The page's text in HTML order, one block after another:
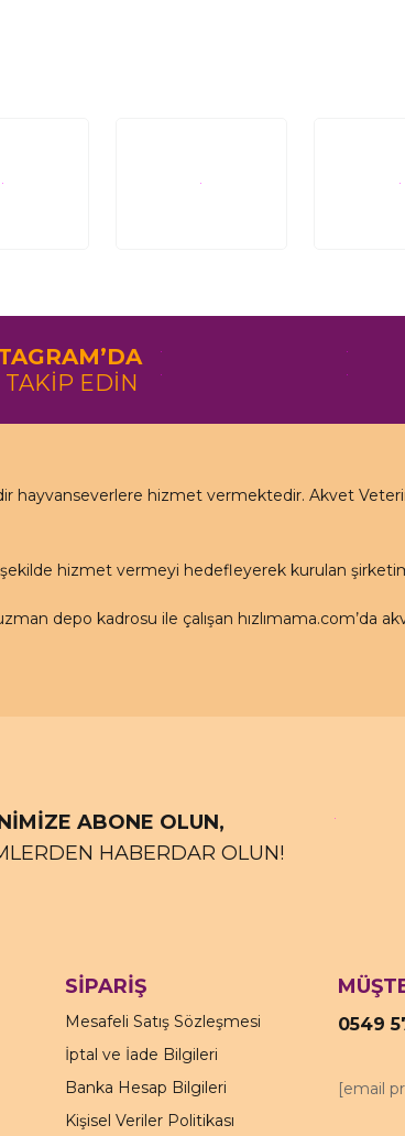
TAKİP EDİN
hayvanseverlere hizmet vermektedir. Akvet
hizmet vermeyi hedefleyerek kurulan
depo kadrosu ile çalışan hızlımama.com’da
ABONE OLUN,
HABERDAR OLUN!
SİPARİŞ
Mesafeli Satış Sözleşmesi
İptal ve İade Bilgileri
Banka Hesap Bilgileri
Kişisel Veriler Politikası
0549
[email